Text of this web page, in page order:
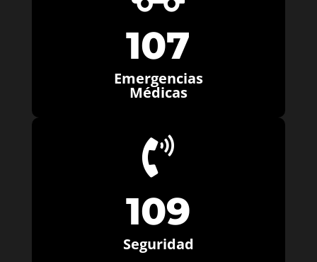
107
Emergencias
Médicas

109
Seguridad